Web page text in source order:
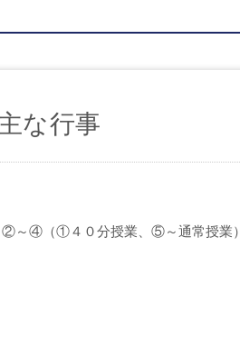
年度 学力判定テスト
な行事
②～④（①４０分授業、⑤～通常授業）